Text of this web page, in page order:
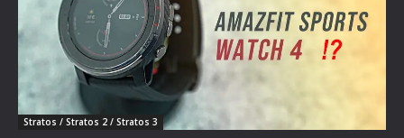
Stratos / Stratos 2 / Stratos 3